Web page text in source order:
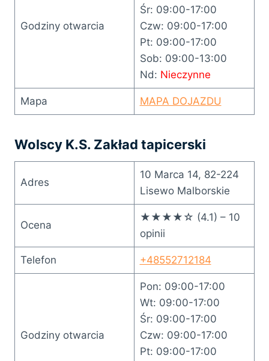
Godziny otwarcia
Śr: 09:00-17:00
Czw: 09:00-17:00
Pt: 09:00-17:00
Sob: 09:00-13:00
Nd: Nieczynne
Mapa MAPA DOJAZDU
Wolscy K.S. Zakład tapicerski
Adres
10 Marca 14, 82-224
Lisewo Malborskie
Ocena
★★★★☆ (4.1) – 10
opinii
Telefon +48552712184
Godziny otwarcia
Pon: 09:00-17:00
Wt: 09:00-17:00
Śr: 09:00-17:00
Czw: 09:00-17:00
Pt: 09:00-17:00